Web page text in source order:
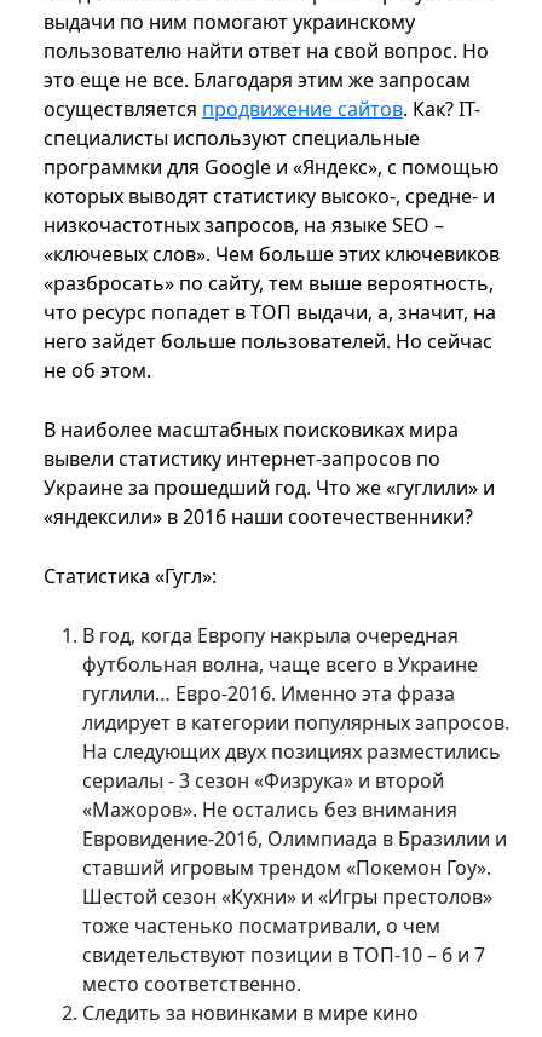
выдачи по ним помогают украинскому
пользователю найти ответ на свой вопрос. Но
это еще не все. Благодаря этим же запросам
осуществляется продвижение сайтов. Как? IT-
специалисты используют специальные
программки для Google и «Яндекс», с помощью
которых выводят статистику высоко-, средне- и
низкочастотных запросов, на языке SEO –
«ключевых слов». Чем больше этих ключевиков
«разбросать» по сайту, тем выше вероятность,
что ресурс попадет в ТОП выдачи, а, значит, на
него зайдет больше пользователей. Но сейчас
не об этом.
В наиболее масштабных поисковиках мира
вывели статистику интернет-запросов по
Украине за прошедший год. Что же «гуглили» и
«яндексили» в 2016 наши соотечественники?
Статистика «Гугл»:
В год, когда Европу накрыла очередная
футбольная волна, чаще всего в Украине
гуглили… Еврo-2016. Именно эта фраза
лидирует в категории популярных запросов.
На следующих двух позициях разместились
сериалы ‑ 3 сезон «Физрука» и второй
«Мажоров». Не остались без внимания
Евровидение-2016, Олимпиада в Бразилии и
ставший игровым трендом «Покемон Гоу».
Шестой сезон «Кухни» и «Игры престолов»
тоже частенько посматривали, о чем
свидетельствуют позиции в ТОП-10 – 6 и 7
место соответственно.
Следить за новинками в мире кино